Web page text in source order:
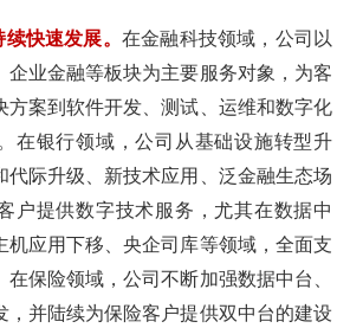
快速发展。 在金融科技领域，公司以
企业金融等板块为主要服务对象，为客
方案到软件开发、测试、运维和数字化
在银行领域，公司从基础设施转型升
代际升级、新技术应用、泛金融生态场
户提供数字技术服务，尤其在数据中
机应用下移、央企司库等领域，全面支
保险领域，公司不断加强数据中台、
，并陆续为保险客户提供双中台的建设